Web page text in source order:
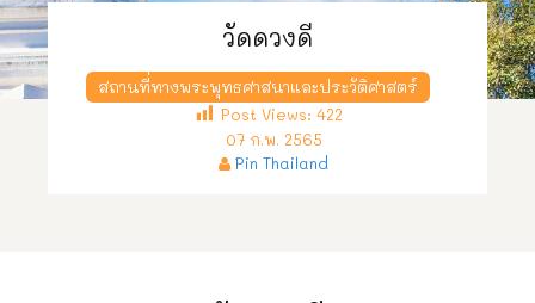
วัดดวงดี
สถานที่ทางพระพุทธศาสนาและประวัติศาสตร์
Post Views: 422
07 ก.พ. 2565
Pin Thailand